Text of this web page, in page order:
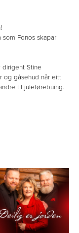
Fonos skapar
dirigent Stine
og gåsehud når eitt
til juleførebuing.